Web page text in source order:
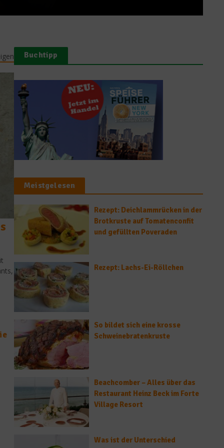
Buchtipp
Meistgelesen
Rezept: Deichlammrücken in der
Brotkruste auf Tomatenconfit
und gefüllten Poveraden
Rezept: Lachs-Ei-Röllchen
So bildet sich eine krosse
Schweinebratenkruste
Beachcomber – Alles über das
Restaurant Heinz Beck im Forte
Village Resort
Was ist der Unterschied